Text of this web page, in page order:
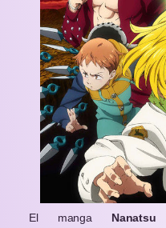
El manga